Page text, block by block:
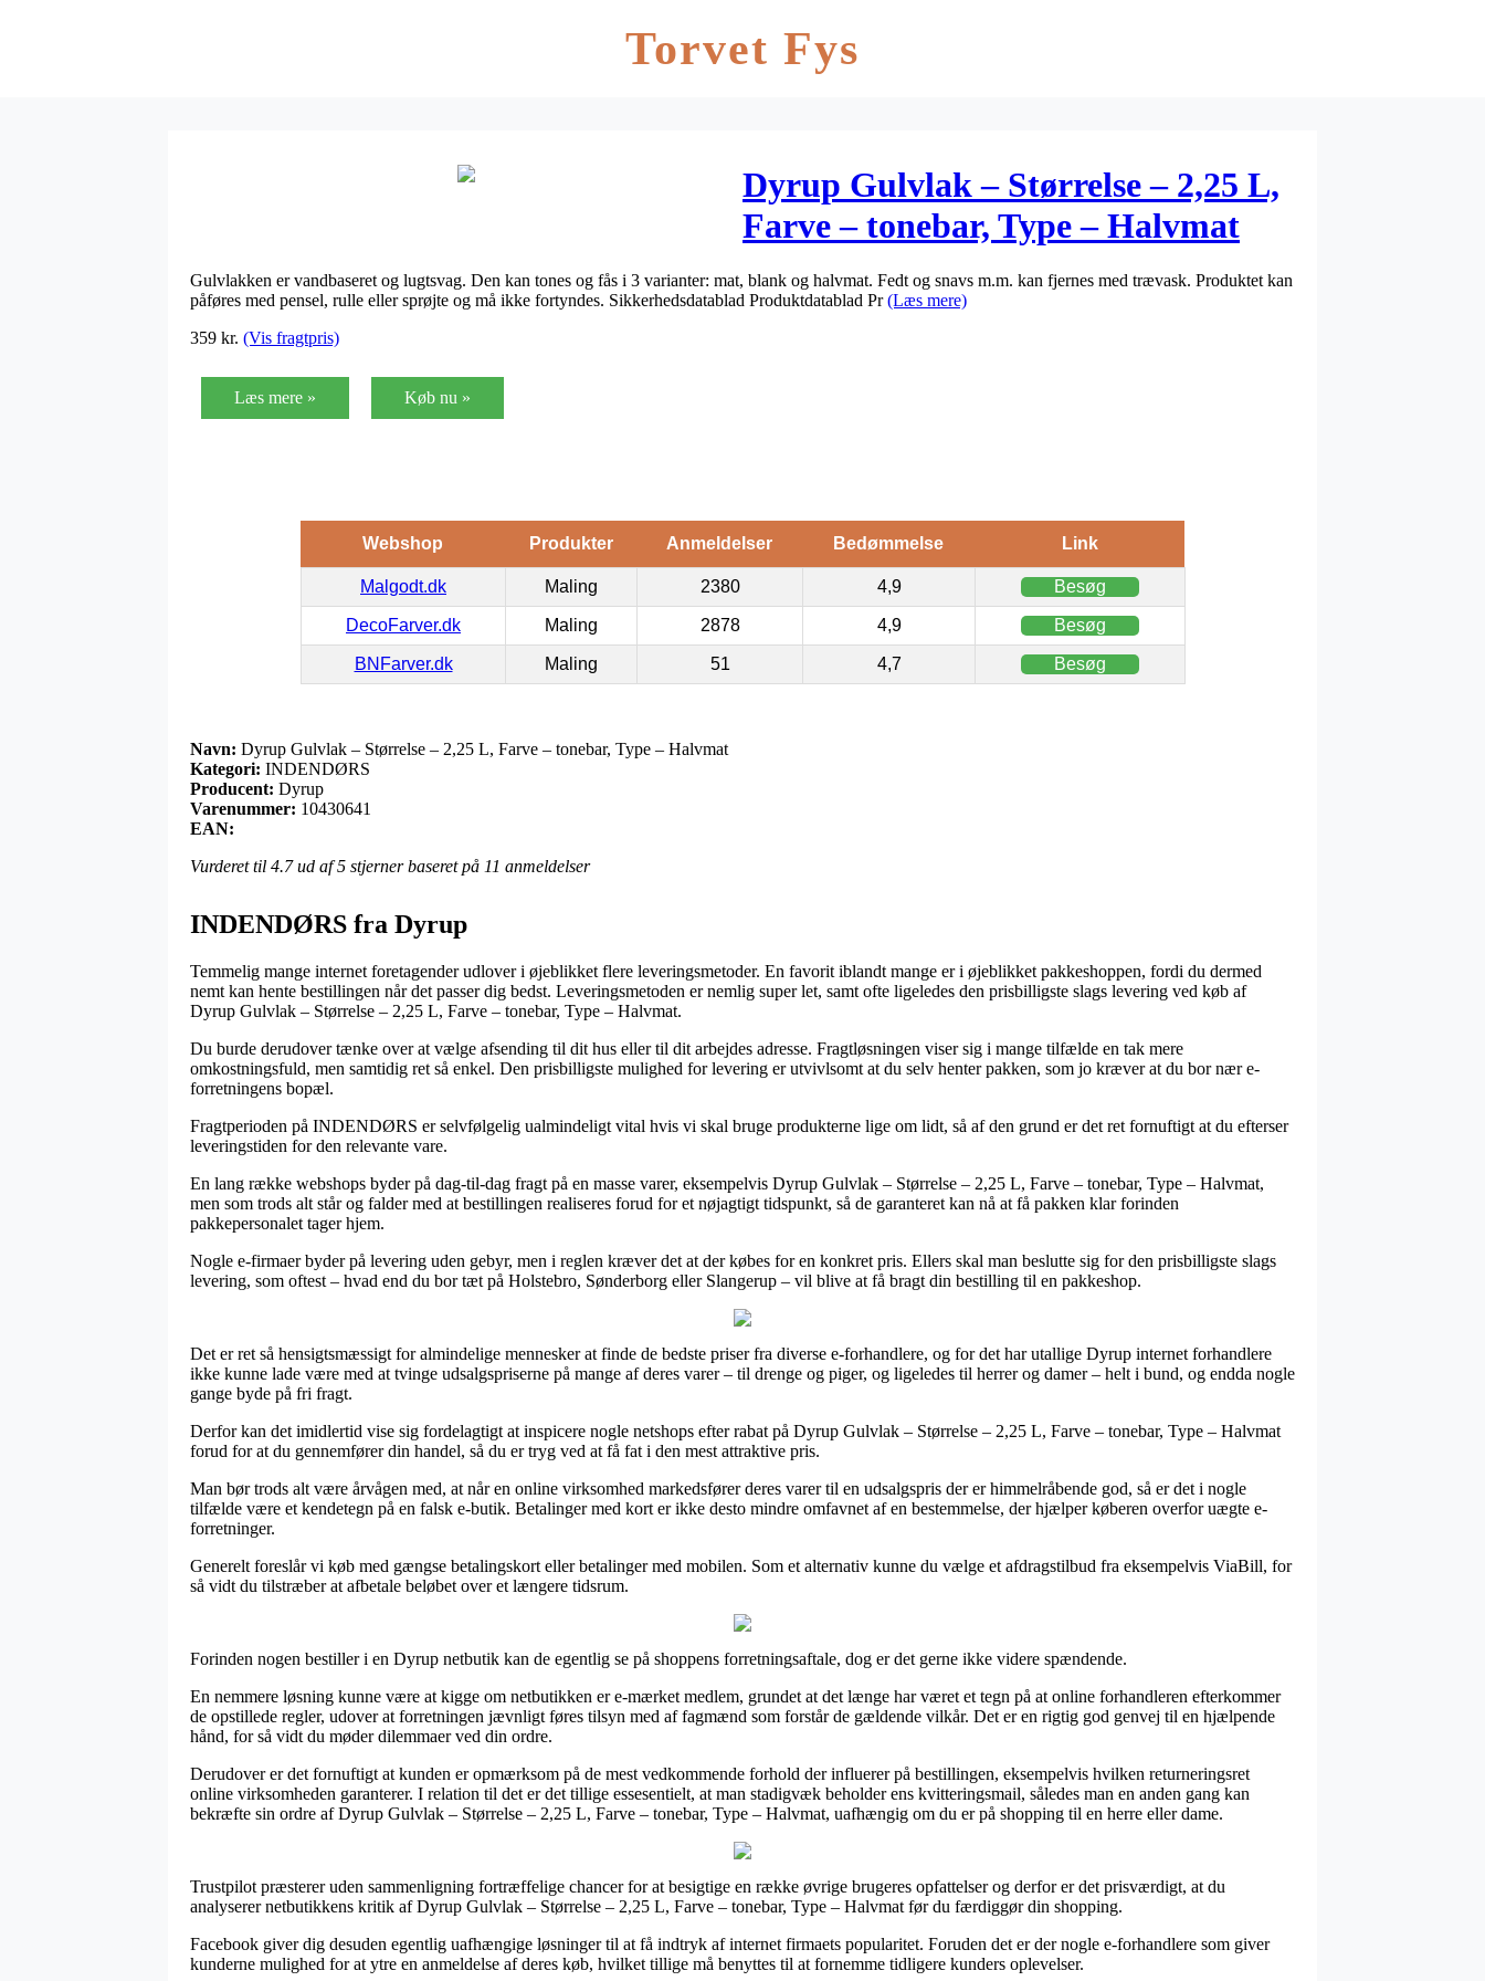
Torvet Fys
Dyrup Gulvlak – Størrelse – 2,25 L,
Farve – tonebar, Type – Halvmat
Gulvlakken er vandbaseret og lugtsvag. Den kan tones og fås i 3 varianter: mat, blank og halvmat. Fedt og snavs m.m. kan fjernes med trævask. Produktet kan
påføres med pensel, rulle eller sprøjte og må ikke fortyndes. Sikkerhedsdatablad Produktdatablad Pr(Læs mere)
359 kr. (Vis fragtpris)
Læs mere » Køb nu »
Webshop Produkter Anmeldelser Bedømmelse Link
Malgodt.dk Maling 2380 4,9 Besøg
DecoFarver.dk Maling 2878 4,9 Besøg
BNFarver.dk Maling 51 4,7 Besøg
Navn: Dyrup Gulvlak – Størrelse – 2,25 L, Farve – tonebar, Type – Halvmat
Kategori: INDENDØRS
Producent: Dyrup
Varenummer: 10430641
EAN:
Vurderet til 4.7ud af 5 stjerner baseret på 11 anmeldelser
INDENDØRS fra Dyrup
Temmelig mange internet foretagender udlover i øjeblikket flere leveringsmetoder. En favorit iblandt mange er i øjeblikket pakkeshoppen, fordi du dermed
nemt kan hente bestillingen når det passer dig bedst. Leveringsmetoden er nemlig super let, samt ofte ligeledes den prisbilligste slags levering ved køb af
Dyrup Gulvlak – Størrelse – 2,25 L, Farve – tonebar, Type – Halvmat.
Du burde derudover tænke over at vælge afsending til dit hus eller til dit arbejdes adresse. Fragtløsningen viser sig i mange tilfælde en tak mere
omkostningsfuld, men samtidig ret så enkel. Den prisbilligste mulighed for levering er utvivlsomt at du selv henter pakken, som jo kræver at du bor nær e-
forretningens bopæl.
Fragtperioden på INDENDØRS er selvfølgelig ualmindeligt vital hvis vi skal bruge produkterne lige om lidt, så af den grund er det ret fornuftigt at du efterser
leveringstiden for den relevante vare.
En lang række webshops byder på dag-til-dag fragt på en masse varer, eksempelvis Dyrup Gulvlak – Størrelse – 2,25 L, Farve – tonebar, Type – Halvmat,
men som trods alt står og falder med at bestillingen realiseres forud for et nøjagtigt tidspunkt, så de garanteret kan nå at få pakken klar forinden
pakkepersonalet tager hjem.
Nogle e-firmaer byder på levering uden gebyr, men i reglen kræver det at der købes for en konkret pris. Ellers skal man beslutte sig for den prisbilligste slags
levering, som oftest – hvad end du bor tæt på Holstebro, Sønderborg eller Slangerup – vil blive at få bragt din bestilling til en pakkeshop.
Det er ret så hensigtsmæssigt for almindelige mennesker at finde de bedste priser fra diverse e-forhandlere, og for det har utallige Dyrup internet forhandlere
ikke kunne lade være med at tvinge udsalgspriserne på mange af deres varer – til drenge og piger, og ligeledes til herrer og damer – helt i bund, og endda nogle
gange byde på fri fragt.
Derfor kan det imidlertid vise sig fordelagtigt at inspicere nogle netshops efter rabat på Dyrup Gulvlak – Størrelse – 2,25 L, Farve – tonebar, Type – Halvmat
forud for at du gennemfører din handel, så du er tryg ved at få fat i den mest attraktive pris.
Man bør trods alt være årvågen med, at når en online virksomhed markedsfører deres varer til en udsalgspris der er himmelråbende god, så er det i nogle
tilfælde være et kendetegn på en falsk e-butik. Betalinger med kort er ikke desto mindre omfavnet af en bestemmelse, der hjælper køberen overfor uægte e-
forretninger.
Generelt foreslår vi køb med gængse betalingskort eller betalinger med mobilen. Som et alternativ kunne du vælge et afdragstilbud fra eksempelvis ViaBill, for
så vidt du tilstræber at afbetale beløbet over et længere tidsrum.
Forinden nogen bestiller i en Dyrup netbutik kan de egentlig se på shoppens forretningsaftale, dog er det gerne ikke videre spændende.
En nemmere løsning kunne være at kigge om netbutikken er e-mærket medlem, grundet at det længe har været et tegn på at online forhandleren efterkommer
de opstillede regler, udover at forretningen jævnligt føres tilsyn med af fagmænd som forstår de gældende vilkår. Det er en rigtig god genvej til en hjælpende
hånd, for så vidt du møder dilemmaer ved din ordre.
Derudover er det fornuftigt at kunden er opmærksom på de mest vedkommende forhold der influerer på bestillingen, eksempelvis hvilken returneringsret
online virksomheden garanterer. I relation til det er det tillige essesentielt, at man stadigvæk beholder ens kvitteringsmail, således man en anden gang kan
bekræfte sin ordre af Dyrup Gulvlak – Størrelse – 2,25 L, Farve – tonebar, Type – Halvmat, uafhængig om du er på shopping til en herre eller dame.
Trustpilot præsterer uden sammenligning fortræffelige chancer for at besigtige en række øvrige brugeres opfattelser og derfor er det prisværdigt, at du
analyserer netbutikkens kritik af Dyrup Gulvlak – Størrelse – 2,25 L, Farve – tonebar, Type – Halvmat før du færdiggør din shopping.
Facebook giver dig desuden egentlig uafhængige løsninger til at få indtryk af internet firmaets popularitet. Foruden det er der nogle e-forhandlere som giver
kunderne mulighed for at ytre en anmeldelse af deres køb, hvilket tillige må benyttes til at fornemme tidligere kunders oplevelser.